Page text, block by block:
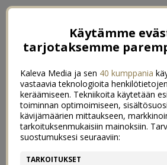
Käytämme
tarjotaksemme
Kaleva Media ja sen 40 kumppania
vastaavia teknologioita
keräämiseen. Tekniikoita käytetään
toiminnan optimoimiseen,
kävijämäärien mittaukseen,
tarkoituksenmukaisiin mainoksiin.
suostumuksesi seuraaviin:
TARKOITUKSET